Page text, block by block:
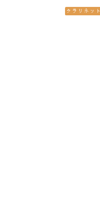
クラリネット